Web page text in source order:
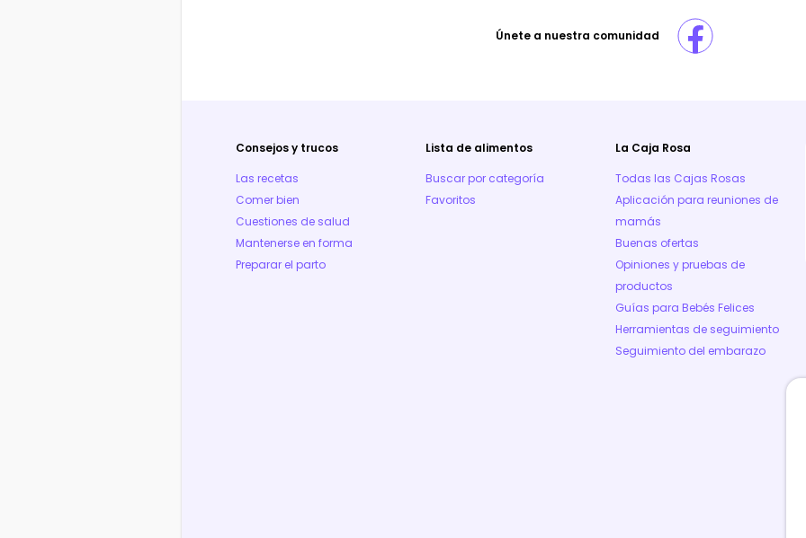
Únete a nuestra comunidad
Consejos y trucos
Las recetas
Comer bien
Cuestiones de salud
Mantenerse en forma
Preparar el parto
Lista de alimentos
Buscar por categoría
Favoritos
La Caja Rosa
Todas las Cajas Rosas
Aplicación para reuniones de
mamás
Buenas ofertas
Opiniones y pruebas de
productos
Guías para Bebés Felices
Herramientas de seguimiento
Seguimiento del embarazo